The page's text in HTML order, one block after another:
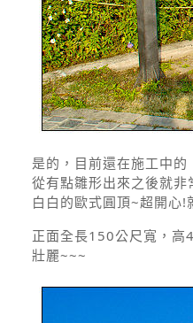
是的，目前還在施工中
從有點雛形出來之後就
白白的歐式圓頂~超開心!
正面全長150公尺寬，高
壯麗~~~